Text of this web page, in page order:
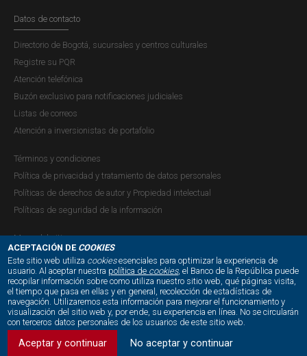
posible, rendimientos positivos y minimizando los costos
de transacción. El...
Recuadro 2: Criterios para la
delimitación del universo elegible de
selección estratégica de activos -
Informe de Administración de Reservas
Internacionales, 2025
Uno de los procesos más importantes del Departamento
de Inversiones Internacionales (DDI) consiste en la
selección estratégica de activos de las reservas
internacionales. Para poder ejecutarlo se debe considerar
el nivel de aversión al riesgo del administrador de las
reservas internacionales con...
ACEPTACIÓN DE COOKIES
Este sitio web utiliza cookiesesenciales para optimizar la experiencia de
usuario. Al aceptar nuestra política de cookies, el Banco de la República puede
recopilar información sobre como utiliza nuestro sitio web, qué páginas visita,
el tiempo que pasa en ellas y en general, recolección de estadísticas de
navegación. Utilizaremos esta información para mejorar el funcionamiento y
visualización del sitio web y, por ende, su experiencia en línea. No se circularán
con terceros datos personales de los usuarios de este sitio web.
Aceptar y continuar No aceptar y continuar
Datos de contacto
Directorio de Bogotá, sucursales y centros culturales
Registre su PQR
Atención telefónica
Buzón exclusivo para notificaciones judiciales
Listas de correos
Atención a inversionistas de portafolio
Términos y condiciones
Política de privacidad y tratamiento de datos personales
Políticas de derechos de autor y Propiedad intelectual
Políticas de seguridad de la información
Mapa del sitio
NUESTRAS REDES SOCIALES: